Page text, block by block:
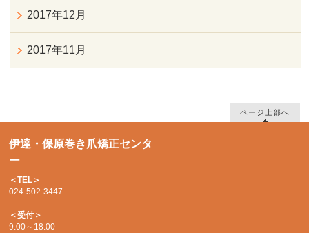
2017年12月
2017年11月
ページ上部へ
伊達・保原巻き爪矯正センタ
ー
＜TEL＞
024-502-3447
＜受付＞
9:00～18:00